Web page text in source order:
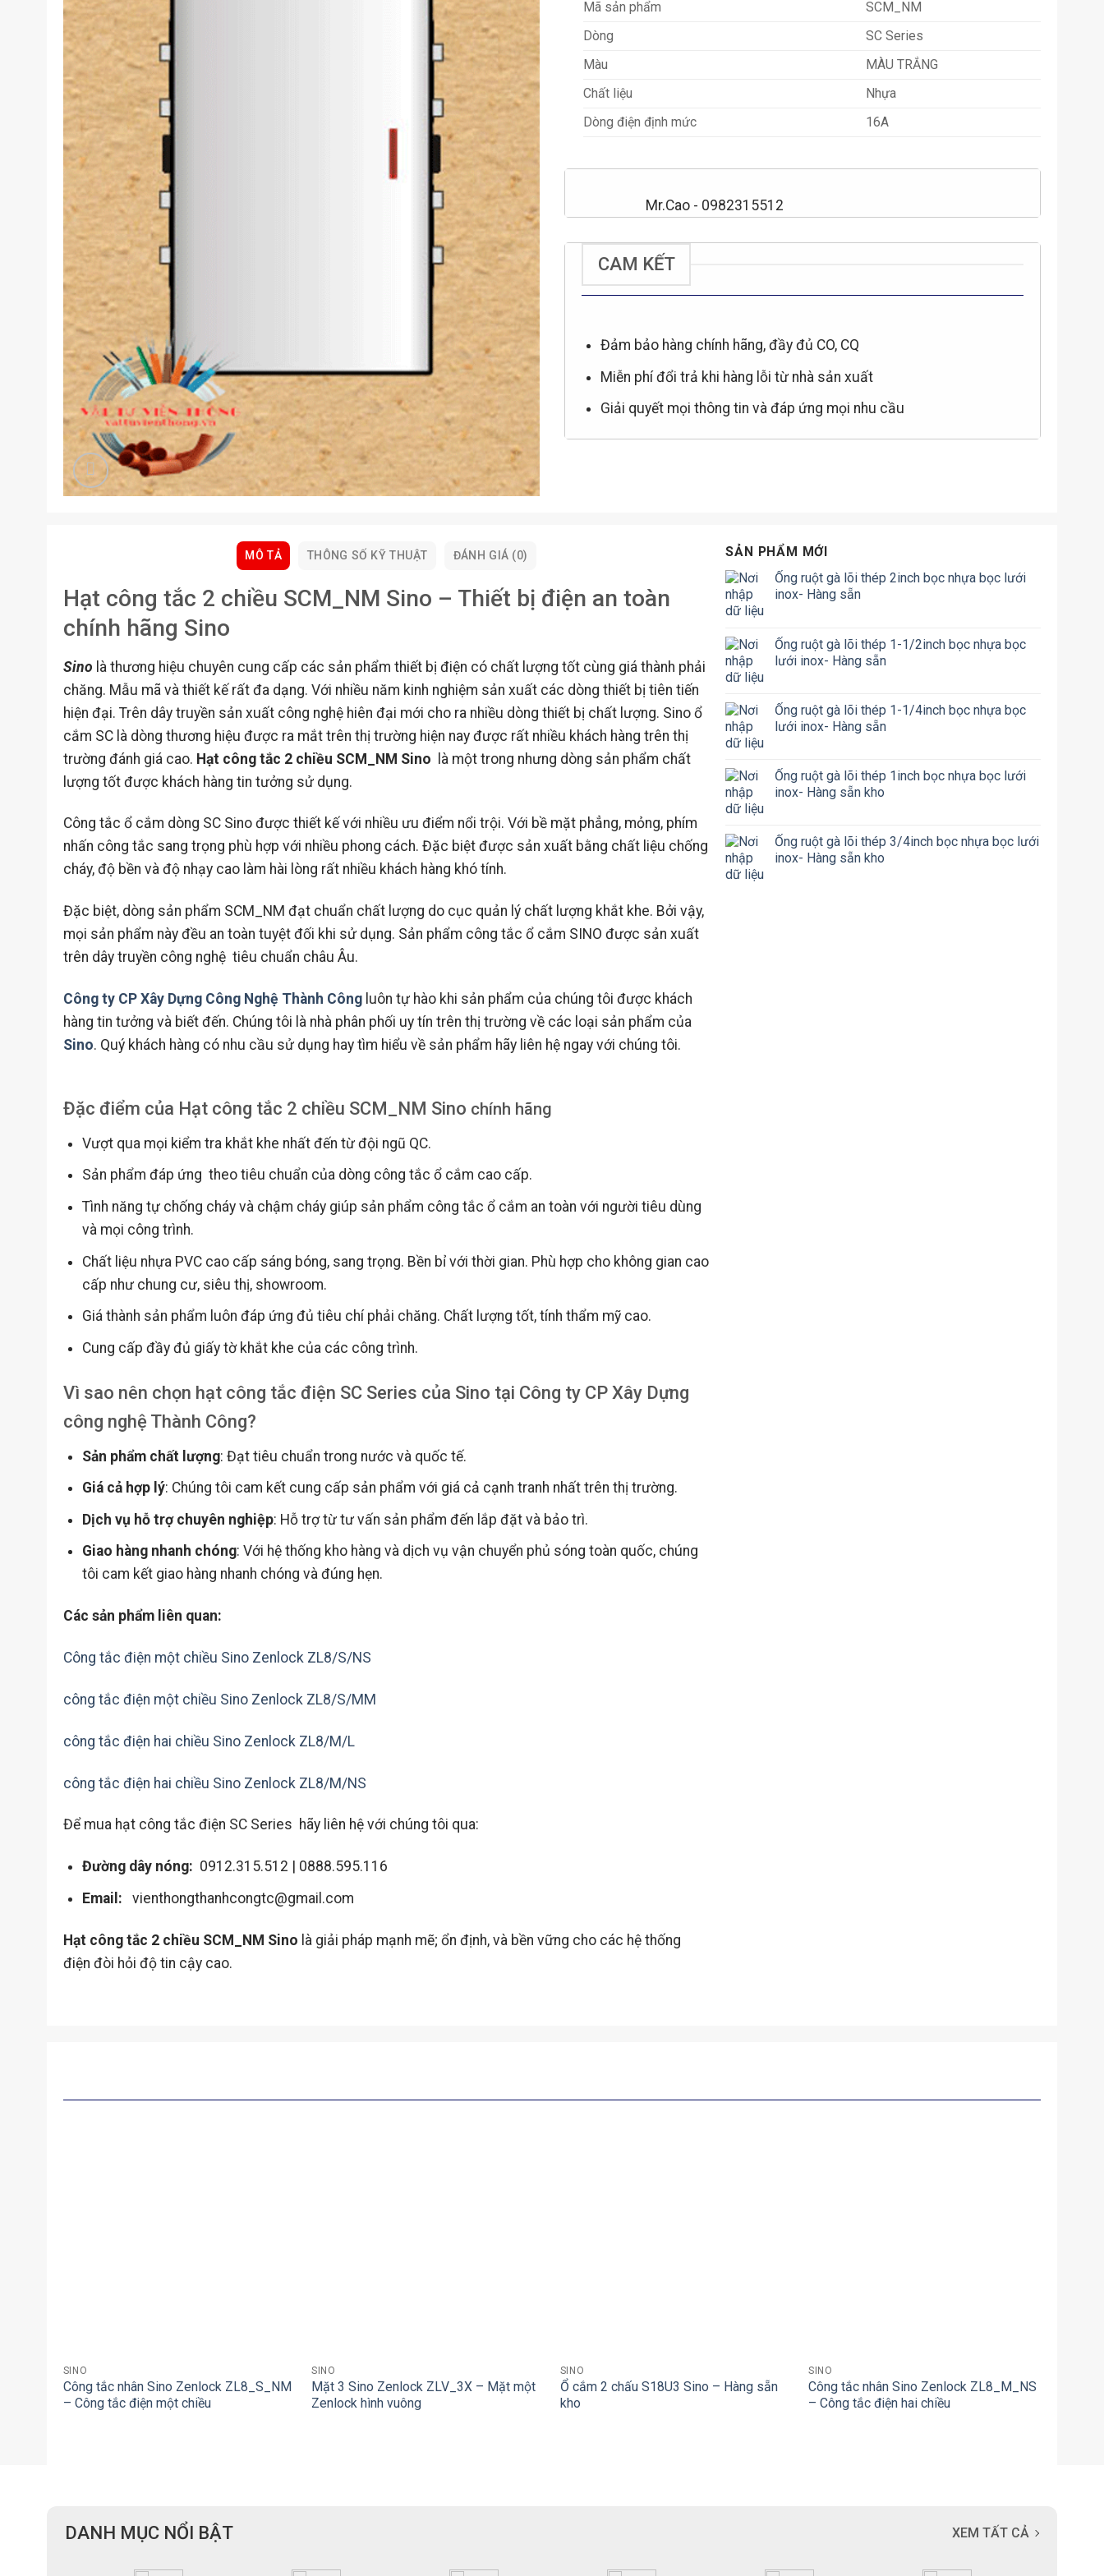
Mã sản phẩm
SCM_NM
Dòng
SC Series
Màu
MÀU TRẮNG
Chất liệu
Nhựa
Dòng điện định mức
16A
Mr.Cao - 0982315512
CAM KẾT
Đảm bảo hàng chính hãng, đầy đủ CO, CQ
Miễn phí đổi trả khi hàng lỗi từ nhà sản xuất
Giải quyết mọi thông tin và đáp ứng mọi nhu cầu
MÔ TẢ THÔNG SỐ KỸ THUẬT ĐÁNH GIÁ (0)
Hạt công tắc 2 chiều SCM_NM Sino – Thiết bị điện an toàn
chính hãng Sino
Sino là thương hiệu chuyên cung cấp các sản phẩm thiết bị điện có chất lượng tốt cùng giá thành phải
chăng. Mẫu mã và thiết kế rất đa dạng. Với nhiều năm kinh nghiệm sản xuất các dòng thiết bị tiên tiến
hiện đại. Trên dây truyền sản xuất công nghệ hiên đại mới cho ra nhiều dòng thiết bị chất lượng. Sino ổ
cắm SC là dòng thương hiệu được ra mắt trên thị trường hiện nay được rất nhiều khách hàng trên thị
trường đánh giá cao. Hạt công tắc 2 chiều SCM_NM Sino
là một trong nhưng dòng sản phẩm chất
lượng tốt được khách hàng tin tưởng sử dụng.
Công tắc ổ cắm dòng SC Sino được thiết kế với nhiều ưu điểm nổi trội. Với bề mặt phẳng, mỏng, phím
nhấn công tắc sang trọng phù hợp với nhiều phong cách. Đặc biệt được sản xuất bằng chất liệu chống
cháy, độ bền và độ nhạy cao làm hài lòng rất nhiều khách hàng khó tính.
Đặc biệt, dòng sản phẩm SCM_NM đạt chuẩn chất lượng do cục quản lý chất lượng khắt khe. Bởi vậy,
mọi sản phẩm này đều an toàn tuyệt đối khi sử dụng. Sản phẩm công tắc ổ cắm SINO được sản xuất
trên dây truyền công nghệ tiêu chuẩn châu Âu.
Công ty CP Xây Dựng Công Nghệ Thành Công luôn tự hào khi sản phẩm của chúng tôi được khách
hàng tin tưởng và biết đến. Chúng tôi là nhà phân phối uy tín trên thị trường về các loại sản phẩm của
Sino. Quý khách hàng có nhu cầu sử dụng hay tìm hiểu về sản phẩm hãy liên hệ ngay với chúng tôi.
Đặc điểm của Hạt công tắc 2 chiều SCM_NM Sino chính hãng
Vượt qua mọi kiểm tra khắt khe nhất đến từ đội ngũ QC.
Sản phẩm đáp ứng theo tiêu chuẩn của dòng công tắc ổ cắm cao cấp.
Tình năng tự chống cháy và chậm cháy giúp sản phẩm công tắc ổ cắm an toàn với người tiêu dùng
và mọi công trình.
Chất liệu nhựa PVC cao cấp sáng bóng, sang trọng. Bền bỉ với thời gian. Phù hợp cho không gian cao
cấp như chung cư, siêu thị, showroom.
Giá thành sản phẩm luôn đáp ứng đủ tiêu chí phải chăng. Chất lượng tốt, tính thẩm mỹ cao.
Cung cấp đầy đủ giấy tờ khắt khe của các công trình.
Vì sao nên chọn hạt công tắc điện SC Series của Sino tại Công ty CP Xây Dựng
công nghệ Thành Công?
Sản phẩm chất lượng: Đạt tiêu chuẩn trong nước và quốc tế.
Giá cả hợp lý: Chúng tôi cam kết cung cấp sản phẩm với giá cả cạnh tranh nhất trên thị trường.
Dịch vụ hỗ trợ chuyên nghiệp: Hỗ trợ từ tư vấn sản phẩm đến lắp đặt và bảo trì.
Giao hàng nhanh chóng: Với hệ thống kho hàng và dịch vụ vận chuyển phủ sóng toàn quốc, chúng
tôi cam kết giao hàng nhanh chóng và đúng hẹn.
Các sản phẩm liên quan:
Công tắc điện một chiều Sino Zenlock ZL8/S/NS
công tắc điện một chiều Sino Zenlock ZL8/S/MM
công tắc điện hai chiều Sino Zenlock ZL8/M/L
công tắc điện hai chiều Sino Zenlock ZL8/M/NS
Để mua hạt công tắc điện SC Series hãy liên hệ với chúng tôi qua:
Đường dây nóng: 0912.315.512 | 0888.595.116
Email: vienthongthanhcongtc@gmail.com
Hạt công tắc 2 chiều SCM_NM Sino là giải pháp mạnh mẽ; ổn định, và bền vững cho các hệ thống
điện đòi hỏi độ tin cậy cao.
SẢN PHẨM MỚI
Ống ruột gà lõi thép 2inch bọc nhựa bọc lưới
inox- Hàng sẵn
Ống ruột gà lõi thép 1-1/2inch bọc nhựa bọc
lưới inox- Hàng sẵn
Ống ruột gà lõi thép 1-1/4inch bọc nhựa bọc
lưới inox- Hàng sẵn
Ống ruột gà lõi thép 1inch bọc nhựa bọc lưới
inox- Hàng sẵn kho
Ống ruột gà lõi thép 3/4inch bọc nhựa bọc lưới
inox- Hàng sẵn kho
SINO
Công tắc nhân Sino Zenlock ZL8_S_NM
– Công tắc điện một chiều
SINO
Mặt 3 Sino Zenlock ZLV_3X – Mặt một
Zenlock hình vuông
SINO
Ổ cắm 2 chấu S18U3 Sino – Hàng sẵn
kho
SINO
Công tắc nhân Sino Zenlock ZL8_M_NS
– Công tắc điện hai chiều
DANH MỤC NỔI BẬT XEM TẤT CẢ